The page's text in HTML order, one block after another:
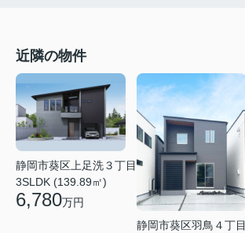
近隣の物件
静岡市葵区上足洗３丁目
3SLDK (139.89㎡)
6,780万円
静岡市葵区羽鳥４丁目